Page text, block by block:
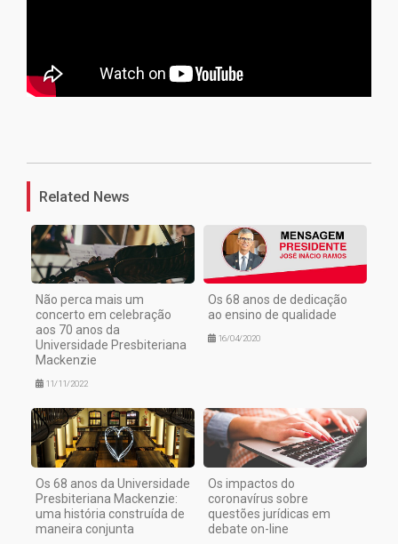
Related News
Não perca mais um
concerto em celebração
aos 70 anos da
Universidade Presbiteriana
Mackenzie
11/11/2022
Os 68 anos de dedicação
ao ensino de qualidade
16/04/2020
Os 68 anos da Universidade
Presbiteriana Mackenzie:
uma história construída de
maneira conjunta
Os impactos do
coronavírus sobre
questões jurídicas em
debate on-line